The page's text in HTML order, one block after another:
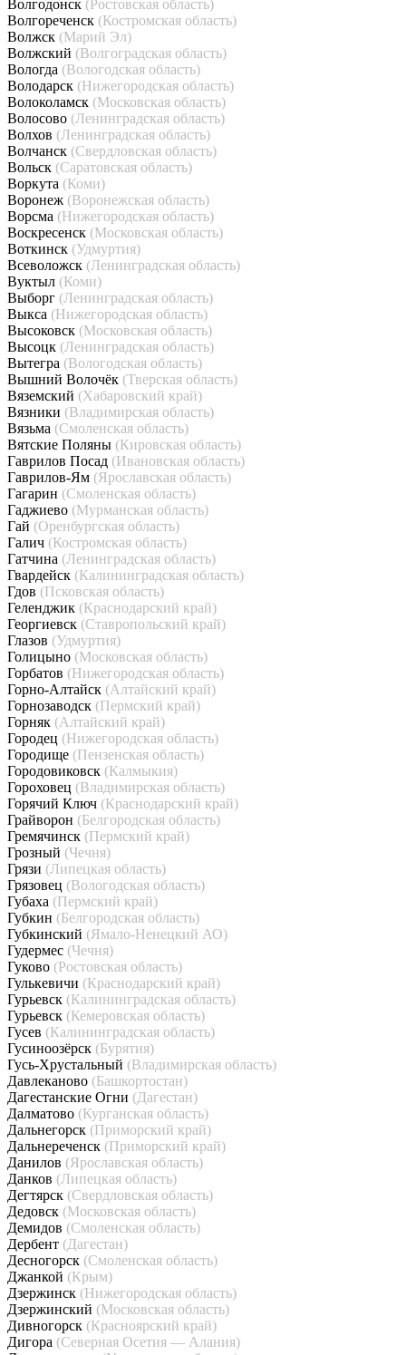
Волгодонск (Ростовская область)
Волгореченск (Костромская область)
Волжск (Марий Эл)
Волжский (Волгоградская область)
Вологда (Вологодская область)
Володарск (Нижегородская область)
Волоколамск (Московская область)
Волосово (Ленинградская область)
Волхов (Ленинградская область)
Волчанск (Свердловская область)
Вольск (Саратовская область)
Воркута (Коми)
Воронеж (Воронежская область)
Ворсма (Нижегородская область)
Воскресенск (Московская область)
Воткинск (Удмуртия)
Всеволожск (Ленинградская область)
Вуктыл (Коми)
Выборг (Ленинградская область)
Выкса (Нижегородская область)
Высоковск (Московская область)
Высоцк (Ленинградская область)
Вытегра (Вологодская область)
Вышний Волочёк (Тверская область)
Вяземский (Хабаровский край)
Вязники (Владимирская область)
Вязьма (Смоленская область)
Вятские Поляны (Кировская область)
Гаврилов Посад (Ивановская область)
Гаврилов-Ям (Ярославская область)
Гагарин (Смоленская область)
Гаджиево (Мурманская область)
Гай (Оренбургская область)
Галич (Костромская область)
Гатчина (Ленинградская область)
Гвардейск (Калининградская область)
Гдов (Псковская область)
Геленджик (Краснодарский край)
Георгиевск (Ставропольский край)
Глазов (Удмуртия)
Голицыно (Московская область)
Горбатов (Нижегородская область)
Горно-Алтайск (Алтайский край)
Горнозаводск (Пермский край)
Горняк (Алтайский край)
Городец (Нижегородская область)
Городище (Пензенская область)
Городовиковск (Калмыкия)
Гороховец (Владимирская область)
Горячий Ключ (Краснодарский край)
Грайворон (Белгородская область)
Гремячинск (Пермский край)
Грозный (Чечня)
Грязи (Липецкая область)
Грязовец (Вологодская область)
Губаха (Пермский край)
Губкин (Белгородская область)
Губкинский (Ямало-Ненецкий АО)
Гудермес (Чечня)
Гуково (Ростовская область)
Гулькевичи (Краснодарский край)
Гурьевск (Калининградская область)
Гурьевск (Кемеровская область)
Гусев (Калининградская область)
Гусиноозёрск (Бурятия)
Гусь-Хрустальный (Владимирская область)
Давлеканово (Башкортостан)
Дагестанские Огни (Дагестан)
Далматово (Курганская область)
Дальнегорск (Приморский край)
Дальнереченск (Приморский край)
Данилов (Ярославская область)
Данков (Липецкая область)
Дегтярск (Свердловская область)
Дедовск (Московская область)
Демидов (Смоленская область)
Дербент (Дагестан)
Десногорск (Смоленская область)
Джанкой (Крым)
Дзержинск (Нижегородская область)
Дзержинский (Московская область)
Дивногорск (Красноярский край)
Дигора (Северная Осетия — Алания)